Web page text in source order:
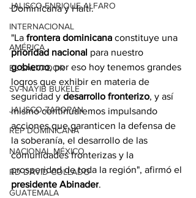
JALISCO-ENRIQUE ALFARO
INTERNACIONAL
AMÉRICA
EL SALVADOR
SV-NAYIB BUKELE
JALISCO-ZAPOPAN
REP DOMINICANA
NACIONAL MÉXICO
RD-DAVID COLLADO
GUATEMALA
Dominicana y Haití.
"La frontera dominicana constituye una
prioridad nacional para nuestro
gobierno, por eso hoy tenemos grandes
logros que exhibir en materia de
seguridad y desarrollo fronterizo, y así
mismo continuaremos impulsando
acciones que garanticen la defensa de
la soberanía, el desarrollo de las
comunidades fronterizas y la
prosperidad de toda la región", afirmó el
presidente Abinader.